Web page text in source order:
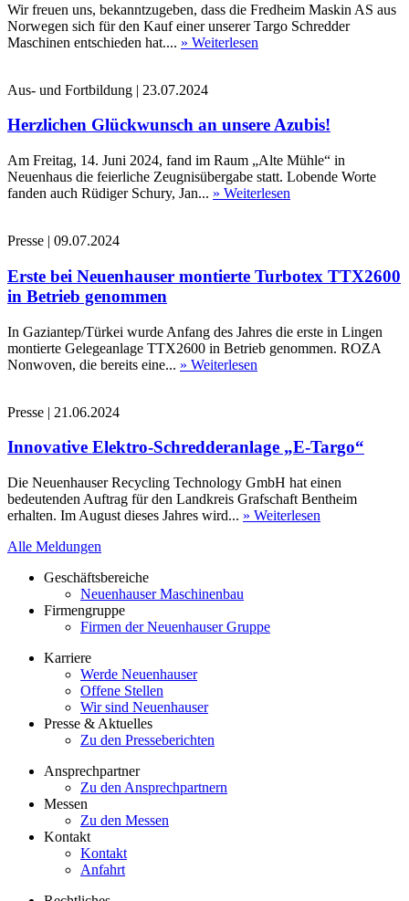
Wir freuen uns, bekanntzugeben, dass die Fredheim Maskin AS aus
Norwegen sich für den Kauf einer unserer Targo Schredder
Maschinen entschieden hat.... » Weiterlesen
Aus- und Fortbildung | 23.07.2024
Herzlichen Glückwunsch an unsere Azubis!
Am Freitag, 14. Juni 2024, fand im Raum „Alte Mühle“ in
Neuenhaus die feierliche Zeugnisübergabe statt. Lobende Worte
fanden auch Rüdiger Schury, Jan... » Weiterlesen
Presse | 09.07.2024
Erste bei Neuenhauser montierte Turbotex TTX2600
in Betrieb genommen
In Gaziantep/Türkei wurde Anfang des Jahres die erste in Lingen
montierte Gelegeanlage TTX2600 in Betrieb genommen. ROZA
Nonwoven, die bereits eine... » Weiterlesen
Presse | 21.06.2024
Innovative Elektro-Schredderanlage „E-Targo“
Die Neuenhauser Recycling Technology GmbH hat einen
bedeutenden Auftrag für den Landkreis Grafschaft Bentheim
erhalten. Im August dieses Jahres wird... » Weiterlesen
Alle Meldungen
Geschäftsbereiche
Neuenhauser Maschinenbau
Firmengruppe
Firmen der Neuenhauser Gruppe
Karriere
Werde Neuenhauser
Offene Stellen
Wir sind Neuenhauser
Presse & Aktuelles
Zu den Presseberichten
Ansprechpartner
Zu den Ansprechpartnern
Messen
Zu den Messen
Kontakt
Kontakt
Anfahrt